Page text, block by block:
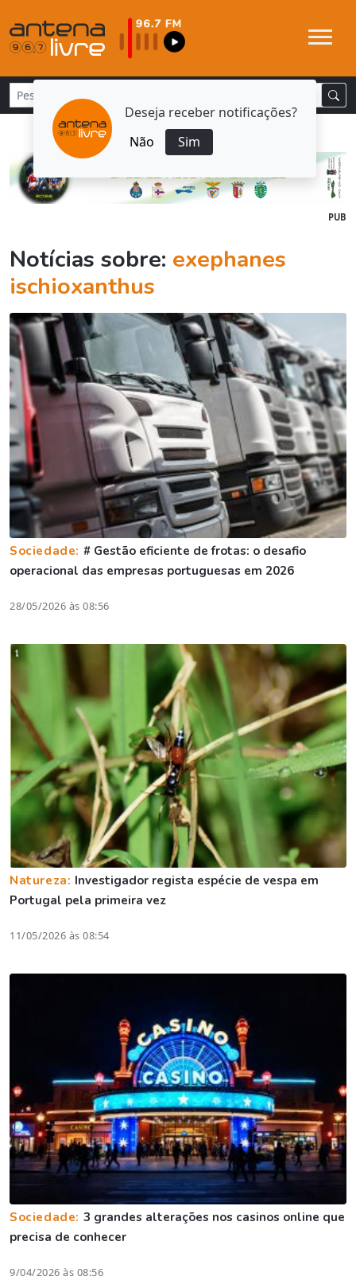
Deseja receber notificações?
Não
Sim
PUB
Notícias sobre: exephanes
ischioxanthus
Sociedade: # Gestão eficiente de frotas: o desafio
operacional das empresas portuguesas em 2026
28/05/2026 às 08:56
Natureza: Investigador regista espécie de vespa em
Portugal pela primeira vez
11/05/2026 às 08:54
Sociedade: 3 grandes alterações nos casinos online que
precisa de conhecer
9/04/2026 às 08:56